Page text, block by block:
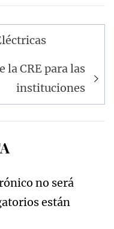
la CRE para las
instituciones
no será
están